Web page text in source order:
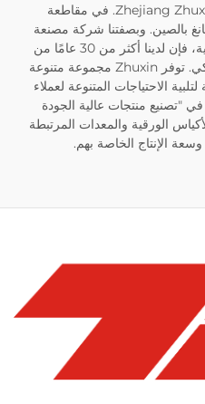
تقع شركة Zhejiang Zhuxin Machinery Co., Ltd. في مقاطعة
بالصين. وبصفتنا شركة مصنعة
متخصصة في ماكينات الأكياس الورقية، فإن لدينا أكثر من 30 عامًا من
الخبرة في التصميم والتصنيع الميكانيكي. توفر Zhuxin مجموعة متنوعة
الاحتياجات المتنوعة لعملاء
في "تصنيع منتجات عالية الجودة
الورقية والمعدات المرتبطة
الإنتاج الخاصة بهم.